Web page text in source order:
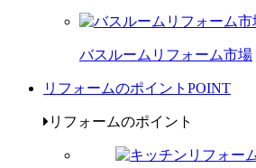
バスルームリフォーム市場
リフォームのポイント POINT
リフォームのポイント